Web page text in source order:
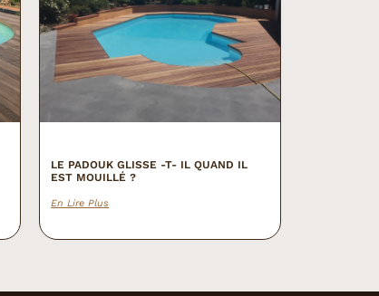
LE PADOUK GLISSE -T- IL QUAND IL
EST MOUILLÉ ?
En Lire Plus